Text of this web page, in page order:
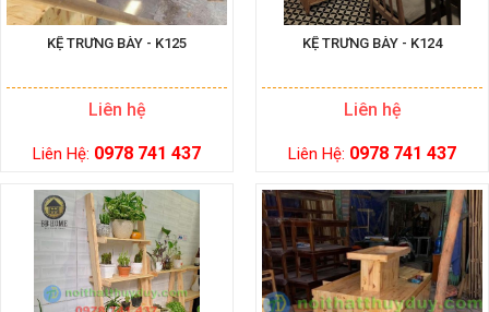
KỆ TRƯNG BÀY - K125
Liên hệ
Liên Hệ: 0978 741 437
KỆ TRƯNG BÀY - K124
Liên hệ
Liên Hệ: 0978 741 437